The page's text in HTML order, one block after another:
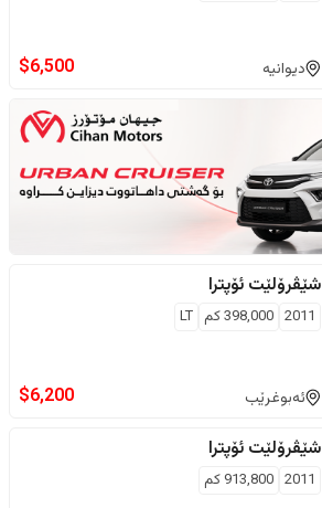
دیوانیە $6,500
شێڤرۆلێت ئۆپترا
2011
398,000كم LT
ئەبوغرێب $6,200
شێڤرۆلێت ئۆپترا
2011
913,800 كم